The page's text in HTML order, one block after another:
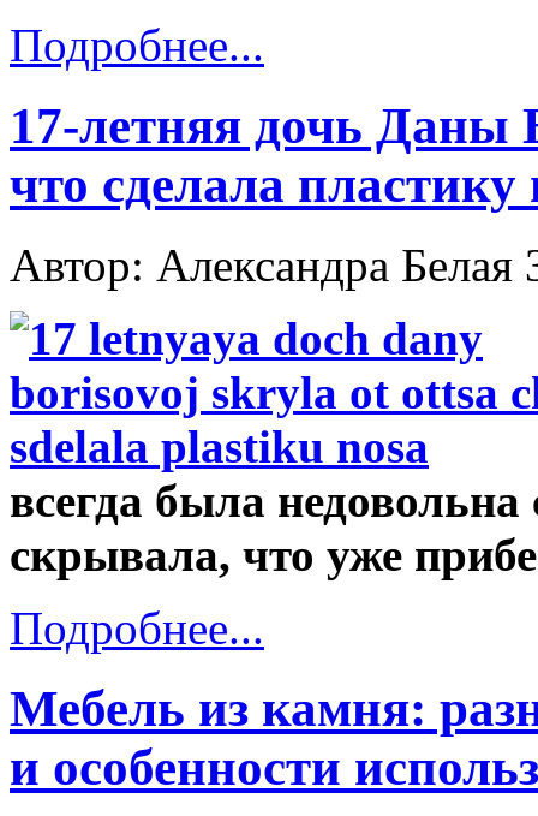
Подробнее...
17-летняя дочь Даны
что сделала пластику
Автор: Александра Белая
всегда была
скрывала, что уже
Подробнее...
Мебель из камня:
и особенности